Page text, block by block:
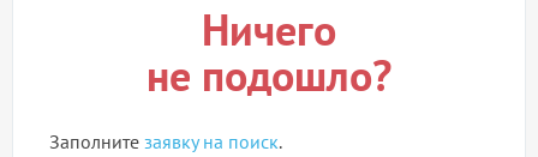
Ничего
не подошло?
Заполните заявку на поиск.